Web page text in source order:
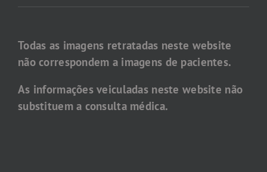
Todas as imagens retratadas neste website
não correspondem a imagens de pacientes.
As informações veiculadas neste website não
substituem a consulta médica.